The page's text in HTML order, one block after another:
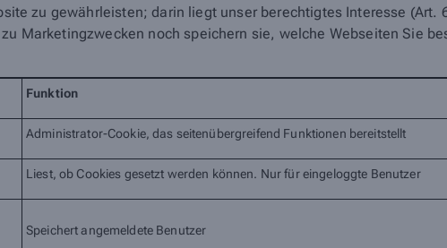
zu gewährleisten; darin liegt unser berechtigtes Interesse (Art.
Marketingzwecken noch speichern sie, welche Webseiten Sie
Funktion
Administrator-Cookie, das seitenübergreifend Funktionen bereitstellt
Liest, ob Cookies gesetzt werden können. Nur für eingeloggte Benutzer
Speichert angemeldete Benutzer